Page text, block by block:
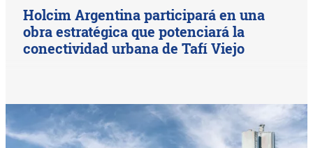
Holcim Argentina participará en una
obra estratégica que potenciará la
conectividad urbana de Tafí Viejo